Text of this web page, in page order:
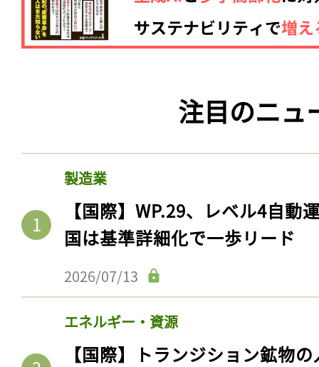
注目のニュ
製造業
【国際】WP.29、レベル4自動
国は基準詳細化で一歩リード
2026/07/13
エネルギー・資源
【国際】トランジション鉱物